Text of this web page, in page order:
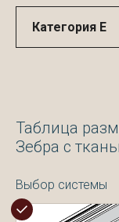
Таблица
Зебра с
Выбор системы